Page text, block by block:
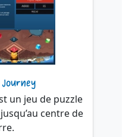
un jeu de puzzle
centre de